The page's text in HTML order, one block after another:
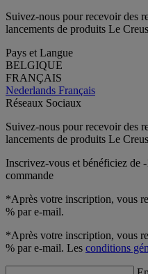
Suivez-nous pour recevoir des
lancements de produits Le
Pays et Langue
BELGIQUE
FRANÇAIS
Nederlands Français
Réseaux Sociaux
Suivez-nous pour recevoir des
lancements de produits Le
Inscrivez-vous et bénéficiez de
commande
*Après votre inscription, vous
% par e-mail.
*Après votre inscription, vous
% par e-mail. Les conditions